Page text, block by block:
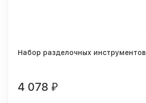
Набор разделочных инструментов
4 078 ₽